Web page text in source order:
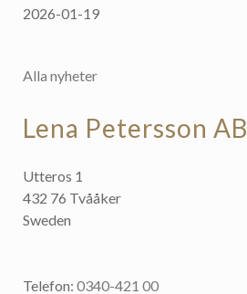
2026-01-19
Alla nyheter
Lena Petersson AB
Utteros 1
432 76 Tvååker
Sweden
Telefon: 0340-421 00